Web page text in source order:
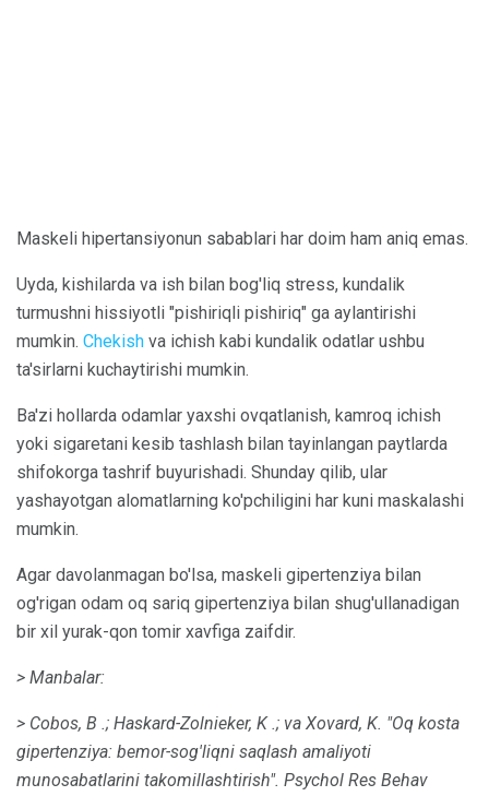
Maskeli hipertansiyonun sabablari har doim ham aniq emas.
Uyda, kishilarda va ish bilan bog'liq stress, kundalik
turmushni hissiyotli "pishiriqli pishiriq" ga aylantirishi
mumkin. Chekish va ichish kabi kundalik odatlar ushbu
ta'sirlarni kuchaytirishi mumkin.
Ba'zi hollarda odamlar yaxshi ovqatlanish, kamroq ichish
yoki sigaretani kesib tashlash bilan tayinlangan paytlarda
shifokorga tashrif buyurishadi. Shunday qilib, ular
yashayotgan alomatlarning ko'pchiligini har kuni maskalashi
mumkin.
Agar davolanmagan bo'lsa, maskeli gipertenziya bilan
og'rigan odam oq sariq gipertenziya bilan shug'ullanadigan
bir xil yurak-qon tomir xavfiga zaifdir.
> Manbalar:
> Cobos, B .; Haskard-Zolnieker, K .; va Xovard, K. "Oq kosta
gipertenziya: bemor-sog'liqni saqlash amaliyoti
munosabatlarini takomillashtirish". Psychol Res Behav